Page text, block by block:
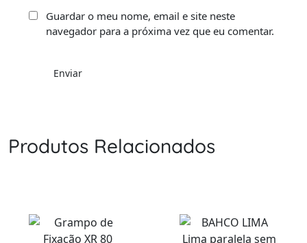
Guardar o meu nome, email e site neste
navegador para a próxima vez que eu comentar.
Produtos Relacionados